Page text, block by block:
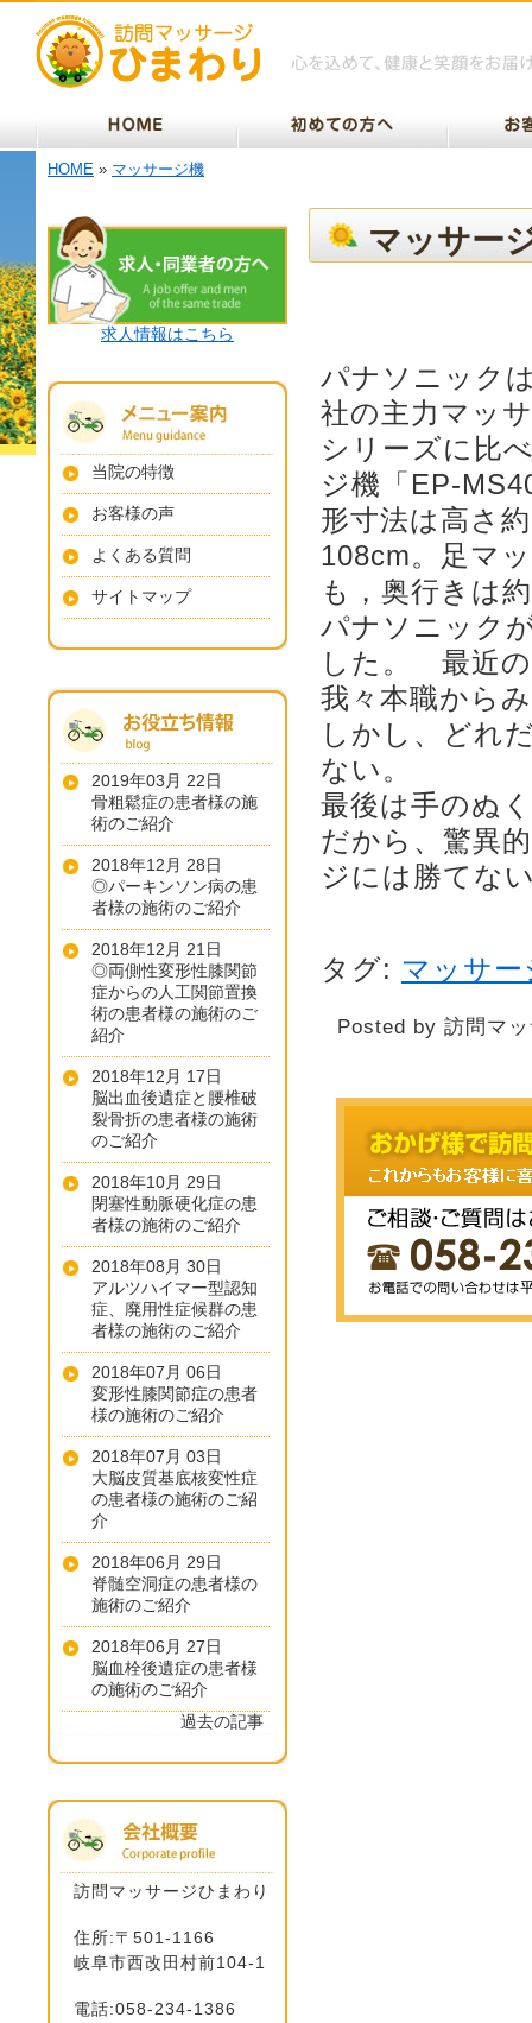
HOME » マッサージ機
マッサー
パナソニック
社の主力マッ
シリーズに比
ジ機「EP-
形寸法は高さ
108cm。足マ
も，奥行きは
パナソニック
した。 最近
我々本職から
しかし、どれ
ない。
最後は手のぬ
だから、驚異
ジには勝てな
タグ: マッサー
Posted by 訪問マ
求人情報はこちら
当院の特徴
お客様の声
よくある質問
サイトマップ
2019年03月 22日
骨粗鬆症の患者様の施
術のご紹介
2018年12月 28日
◎パーキンソン病の患
者様の施術のご紹介
2018年12月 21日
◎両側性変形性膝関節
症からの人工関節置換
術の患者様の施術のご
紹介
2018年12月 17日
脳出血後遺症と腰椎破
裂骨折の患者様の施術
のご紹介
2018年10月 29日
閉塞性動脈硬化症の患
者様の施術のご紹介
2018年08月 30日
アルツハイマー型認知
症、廃用性症候群の患
者様の施術のご紹介
2018年07月 06日
変形性膝関節症の患者
様の施術のご紹介
2018年07月 03日
大脳皮質基底核変性症
の患者様の施術のご紹
介
2018年06月 29日
脊髄空洞症の患者様の
施術のご紹介
2018年06月 27日
脳血栓後遺症の患者様
の施術のご紹介
過去の記事
訪問マッサージひまわり
住所:〒501-1166
岐阜市西改田村前104-1
電話:058-234-1386